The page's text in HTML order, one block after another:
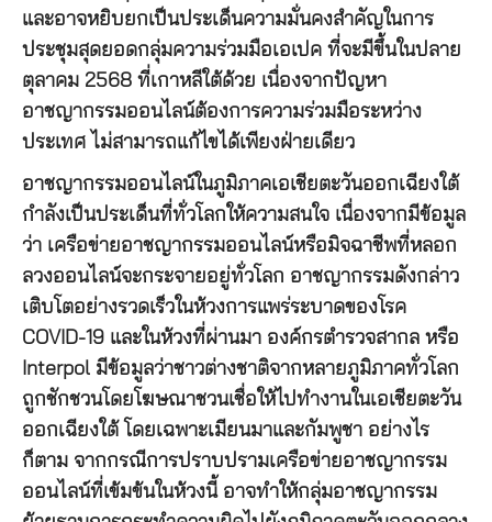
และอาจหยิบยกเป็นประเด็นความมั่นคงสำคัญในการ
ประชุมสุดยอดกลุ่มความร่วมมือเอเปค ที่จะมีขึ้นในปลาย
ตุลาคม 2568 ที่เกาหลีใต้ด้วย เนื่องจากปัญหา
อาชญากรรมออนไลน์ต้องการความร่วมมือระหว่าง
ประเทศ ไม่สามารถแก้ไขได้เพียงฝ่ายเดียว
อาชญากรรมออนไลน์ในภูมิภาคเอเชียตะวันออกเฉียงใต้
กำลังเป็นประเด็นที่ทั่วโลกให้ความสนใจ เนื่องจากมีข้อมูล
ว่า เครือข่ายอาชญากรรมออนไลน์หรือมิจฉาชีพที่หลอก
ลวงออนไลน์จะกระจายอยู่ทั่วโลก อาชญากรรมดังกล่าว
เติบโตอย่างรวดเร็วในห้วงการแพร่ระบาดของโรค
COVID-19 และในห้วงที่ผ่านมา องค์กรตำรวจสากล หรือ
Interpol มีข้อมูลว่าชาวต่างชาติจากหลายภูมิภาคทั่วโลก
ถูกชักชวนโดยโฆษณาชวนเชื่อให้ไปทำงานในเอเชียตะวัน
ออกเฉียงใต้ โดยเฉพาะเมียนมาและกัมพูชา อย่างไร
ก็ตาม จากกรณีการปราบปรามเครือข่ายอาชญากรรม
ออนไลน์ที่เข้มข้นในห้วงนี้ อาจทำให้กลุ่มอาชญากรรม